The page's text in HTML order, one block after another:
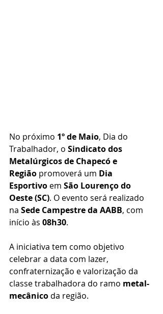
No próximo 1º de Maio, Dia do
Trabalhador, o Sindicato dos
Metalúrgicos de Chapecó e
Região promoverá um Dia
Esportivo em São Lourenço do
Oeste (SC). O evento será realizado
na Sede Campestre da AABB, com
início às 08h30.
A iniciativa tem como objetivo
celebrar a data com lazer,
confraternização e valorização da
classe trabalhadora do ramo metal-
mecânico da região.